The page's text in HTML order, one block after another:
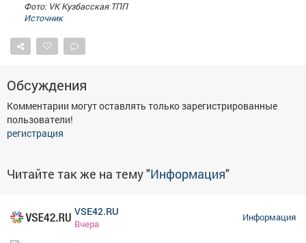
Фото: VK Кузбасская ТПП
Источник
Обсуждения
Комментарии могут оставлять только зарегистрированные
пользователи!
регистрация
Читайте так же на тему "Информация"
VSE42.RU
Вчера
Информация